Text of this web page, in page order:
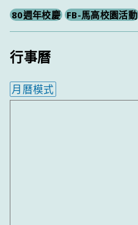
80週年校慶 FB-馬高校園活動
行事曆
月曆模式